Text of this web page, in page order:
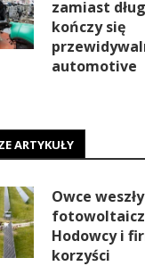
zamiast
kończy się
automotive
ARTYKUŁY
Owce
Hodowcy i
korzyści